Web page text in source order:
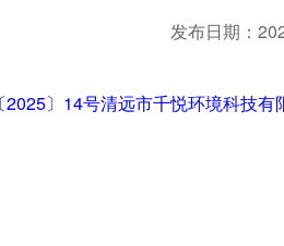
发布日期：
〕14号清远市千悦环境科技有